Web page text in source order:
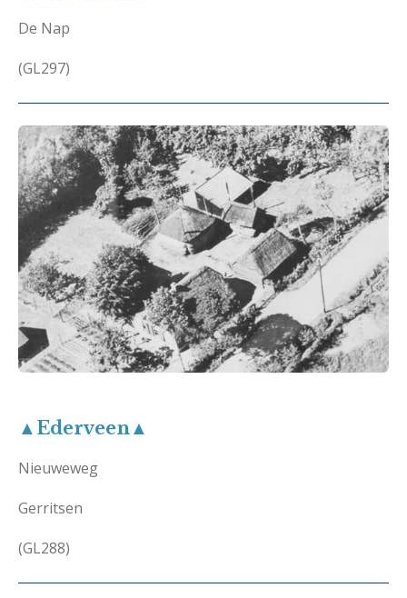
De Nap
(GL297)
▲Ederveen▲
Nieuweweg
Gerritsen
(GL288)